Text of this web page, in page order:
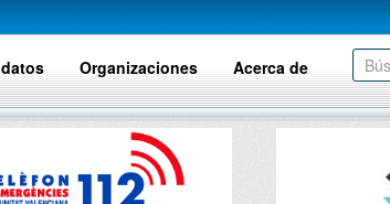
Organizaciones Acerca de